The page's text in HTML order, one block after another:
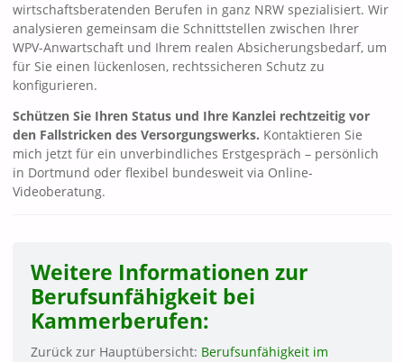
wirtschaftsberatenden Berufen in ganz NRW spezialisiert. Wir
analysieren gemeinsam die Schnittstellen zwischen Ihrer
WPV-Anwartschaft und Ihrem realen Absicherungsbedarf, um
für Sie einen lückenlosen, rechtssicheren Schutz zu
konfigurieren.
Schützen Sie Ihren Status und Ihre Kanzlei rechtzeitig vor
den Fallstricken des Versorgungswerks. Kontaktieren Sie
mich jetzt für ein unverbindliches Erstgespräch – persönlich
in Dortmund oder flexibel bundesweit via Online-
Videoberatung.
Weitere Informationen zur
Berufsunfähigkeit bei
Kammerberufen:
Zurück zur Hauptübersicht: Berufsunfähigkeit im